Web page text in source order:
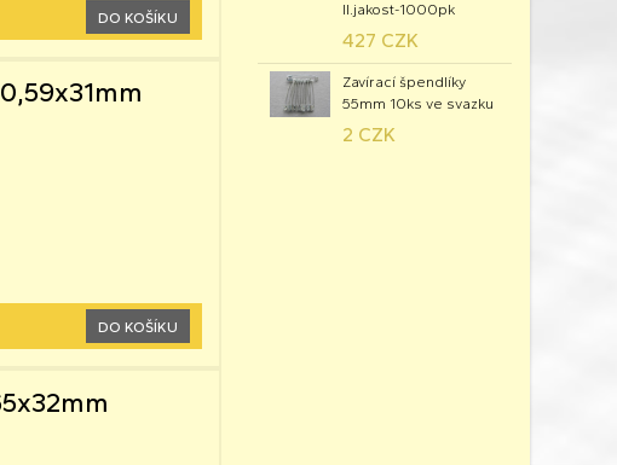
DO KOŠÍKU
DO KOŠÍKU
II.jakost-1000pk
427 CZK
Zavírací špendlíky
55mm 10ks ve svazku
2 CZK